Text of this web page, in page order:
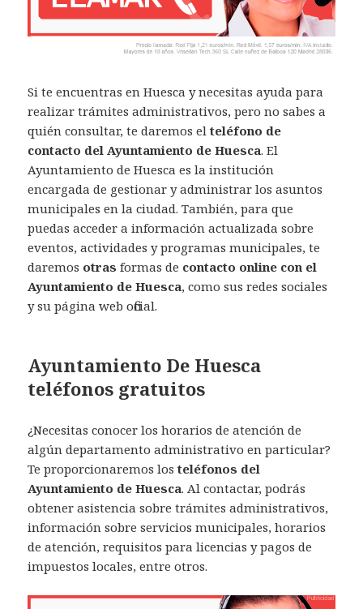
Si te encuentras en Huesca y necesitas ayuda para
realizar trámites administrativos, pero no sabes a
quién consultar, te daremos elteléfono de
contacto del Ayuntamiento de Huesca. El
Ayuntamiento de Huesca es la institución
encargada de gestionar y administrar los asuntos
municipales en la ciudad. También, para que
puedas acceder a información actualizada sobre
eventos, actividades y programas municipales, te
daremos otrasformas de contacto online con el
Ayuntamiento de Huesca, como sus redes sociales
y su página web oficial.
Ayuntamiento De Huesca
teléfonos gratuitos
¿Necesitas conocer los horarios de atención de
algún departamento administrativo en particular?
Te proporcionaremos losteléfonos del
Ayuntamiento de Huesca. Al contactar, podrás
obtener asistencia sobre trámites administrativos,
información sobre servicios municipales, horarios
de atención, requisitos para licencias y pagos de
impuestos locales, entre otros.